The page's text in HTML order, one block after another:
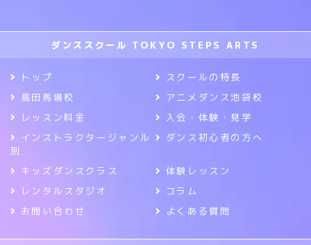
ダンススクール TOKYO STEPS ARTS
トップ
スクールの特長
高田馬場校
アニメダンス池袋校
レッスン料金
入会・体験・見学
インストラクタージャンル
別
ダンス初心者の方へ
キッズダンスクラス
体験レッスン
レンタルスタジオ
コラム
お問い合わせ
よくある質問